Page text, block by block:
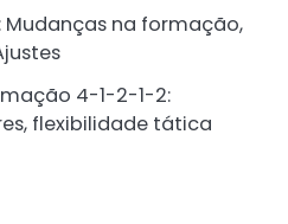
na formação,
4-1-2-1-2:
flexibilidade tática